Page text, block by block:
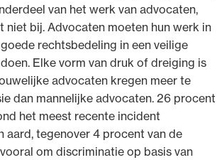
van het werk van advocaten,
niet bij. Advocaten moeten hun werk in
rechtsbedeling in een veilige
Elke vorm van druk of dreiging is
advocaten kregen meer te
dan mannelijke advocaten. 26 procent
het meest recente incident
aard, tegenover 4 procent van de
om discriminatie op basis van